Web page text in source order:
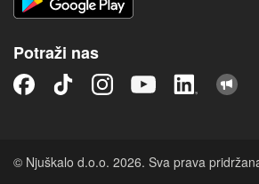
Potraži nas
© Njuškalo d.o.o. 2026. Sva prava